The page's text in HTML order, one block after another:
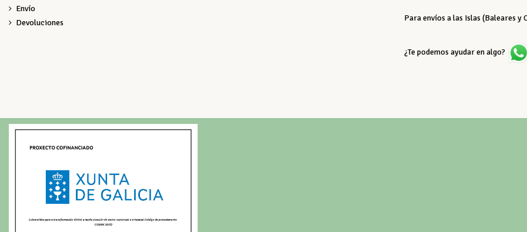
Envío
Devoluciones
Para envíos a las Islas (Baleares
¿Te podemos ayudar en algo?